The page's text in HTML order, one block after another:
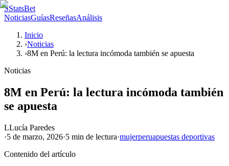
SStatsBet
NoticiasGuíasReseñasAnálisis
Inicio
›Noticias
›8M en Perú: la lectura incómoda también se apuesta
Noticias
8M en Perú: la lectura incómoda también
se apuesta
LLucía Paredes
·5 de marzo, 2026·5 min de lectura·mujerperuapuestas deportivas
Contenido del artículo